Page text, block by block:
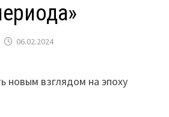
06.02.2024
новым взглядом на эпоху